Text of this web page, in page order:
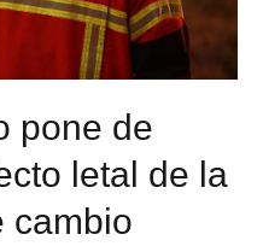
pone de
letal de la
cambio